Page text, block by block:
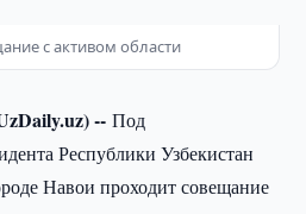
с активом области
--Под
Республики Узбекистан
Навои проходит совещание